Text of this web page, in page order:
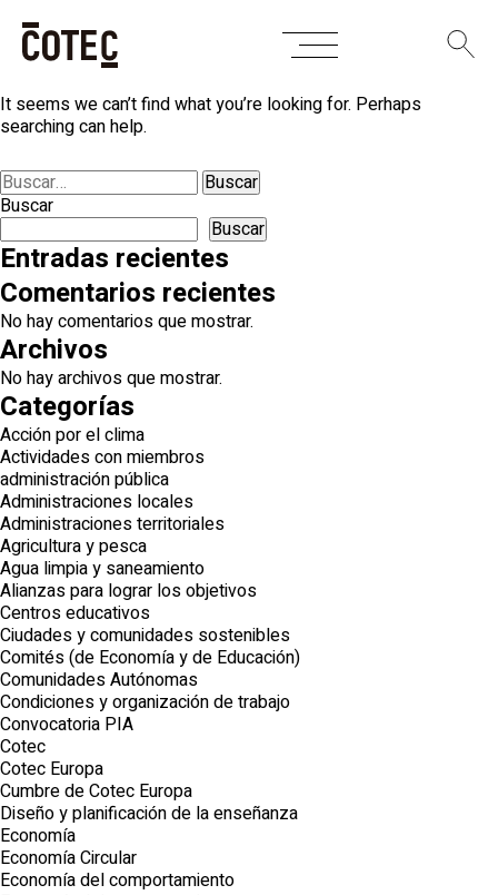
SkipNothing Found
It seems we can’t find what you’re looking for. Perhaps
searching can help.
Buscar:
Buscar
Buscar
Entradas recientes
Comentarios recientes
No hay comentarios que mostrar.
Archivos
No hay archivos que mostrar.
Categorías
Acción por el clima
Actividades con miembros
administración pública
Administraciones locales
Administraciones territoriales
Agricultura y pesca
Agua limpia y saneamiento
Alianzas para lograr los objetivos
Centros educativos
Ciudades y comunidades sostenibles
Comités (de Economía y de Educación)
Comunidades Autónomas
Condiciones y organización de trabajo
Convocatoria PIA
Cotec
Cotec Europa
Cumbre de Cotec Europa
Diseño y planificación de la enseñanza
Economía
Economía Circular
Economía del comportamiento